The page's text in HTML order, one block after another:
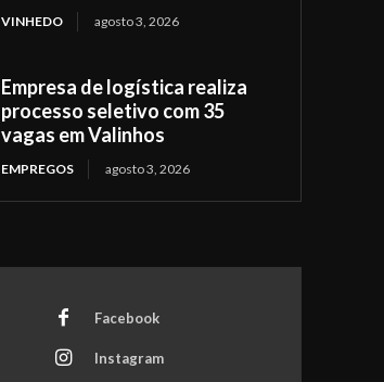
VINHEDO agosto 3, 2026
Empresa de logística realiza
processo seletivo com 35
vagas em Valinhos
EMPREGOS agosto 3, 2026
Facebook
Instagram